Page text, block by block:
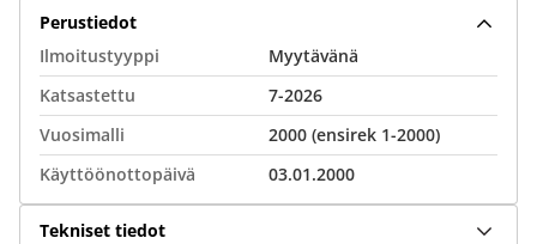
Perustiedot
Ilmoitustyyppi
Myytävänä
Katsastettu
7-2026
Vuosimalli
2000 (ensirek 1-2000)
Käyttöönottopäivä
03.01.2000
Tekniset tiedot